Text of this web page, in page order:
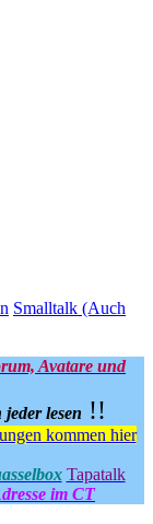
Smalltalk (Auch
Avatare und
lesen !!
kommen hier
Tapatalk
im CT